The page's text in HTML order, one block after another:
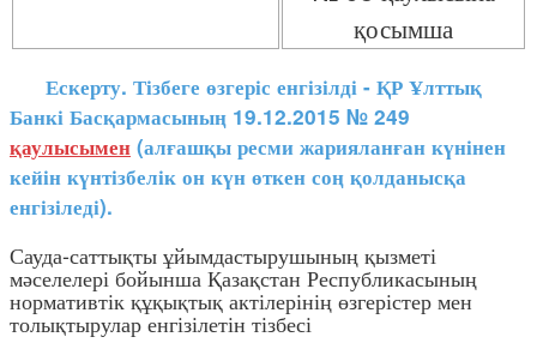
қосымша
Ескерту. Тізбеге өзгеріс енгізілді - ҚР Ұлттық
Банкі Басқармасының 19.12.2015 № 249
қаулысымен (алғашқы ресми жарияланған күнінен
кейін күнтізбелік он күн өткен соң қолданысқа
енгізіледі).
Сауда-саттықты ұйымдастырушының қызметі
мәселелері бойынша Қазақстан Республикасының
нормативтік құқықтық актілерінің өзгерістер мен
толықтырулар енгізілетін тізбесі